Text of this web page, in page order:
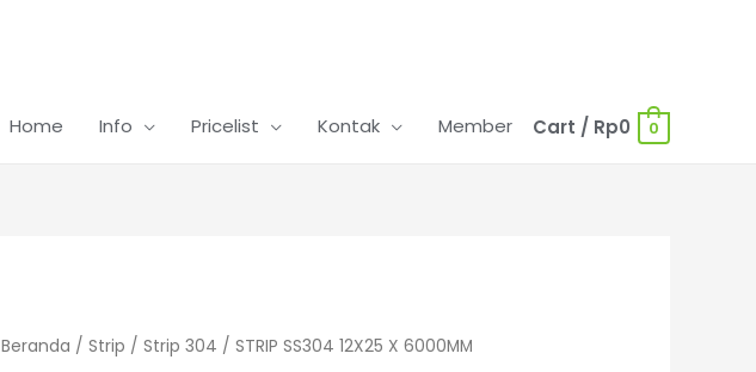
Home Info Pricelist Kontak Member Cart / Rp0 0
Beranda / Strip / Strip 304 / STRIP SS304 12X25 X 6000MM